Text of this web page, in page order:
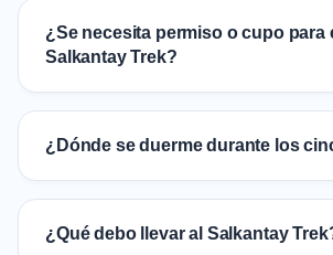
¿Se necesita permiso o cupo para
Salkantay Trek?
¿Dónde se duerme durante los
¿Qué debo llevar al Salkantay